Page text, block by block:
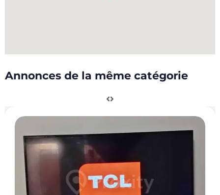
Annonces de la même catégorie